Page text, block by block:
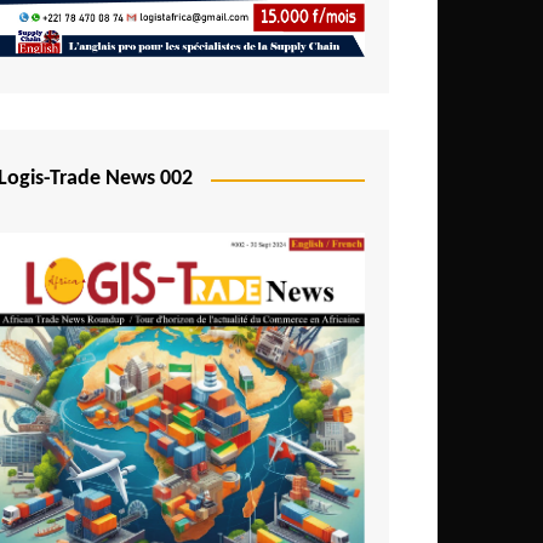
Trade News 002